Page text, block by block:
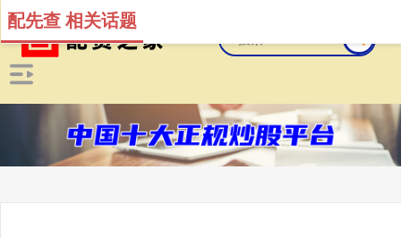
配先查 相关话题